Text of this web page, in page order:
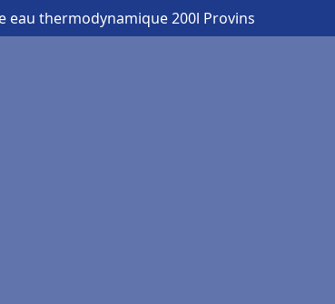
eau thermodynamique 200l Provins